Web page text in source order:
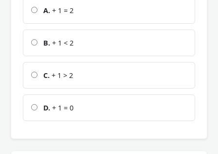
A. + 1 = 2
B. + 1 < 2
C. + 1 > 2
D. + 1 = 0